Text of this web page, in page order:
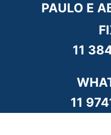
PAULO E
11
11